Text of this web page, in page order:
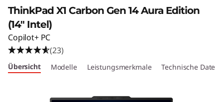
a
d
X
ThinkPad X1 Carbon Gen 14 Aura Edition
(14" Intel)
Copilot+ PC
(23)
Übersicht Modelle Leistungsmerkmale Technische Daten